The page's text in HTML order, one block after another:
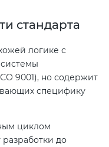
стандарта
логике с
9001), но содержит
специфику
циклом
до